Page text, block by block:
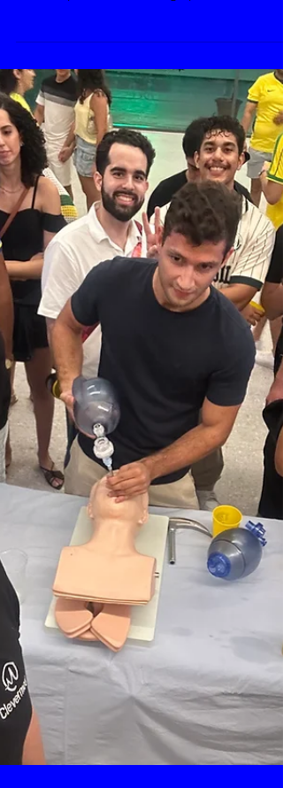
cronograma, a técnica de revisão mais eficiente e,
inevitavelmente, os suplementos que possam
oferecer alguma vantagem cognitiva. Mas existe
uma pergunta mais importante: É possível estudar
melhor utilizando estratégias nutricionais
em evidências? A resposta é: talvez, desde que
sejam encaradas como complementos — e não
substi